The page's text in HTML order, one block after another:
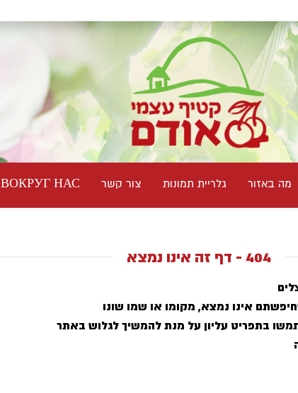
מה באזור גלריית תמונות צור קשר ВОКРУГ НАС
404 - דף זה אינו נמצא
אינו נמצא, מקומו או שמו שונו
בתפריט עליון על מנת להמשיך לגלוש באתר